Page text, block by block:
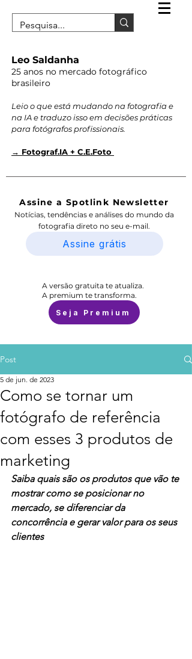
Leo Saldanha
25 anos no mercado fotográfico
brasileiro
Leio o que está mudando na fotografia e
na IA e traduzo isso em decisões práticas
para fotógrafos profissionais.
→ Fotograf.IA + C.E.Foto
Assine a Spotlink Newsletter
Notícias, tendências e análises do mundo da
fotografia direto no seu e-mail.
Assine grátis
A versão gratuita te atualiza.
A premium te transforma.
Seja Premium
Post
Como se tornar um
fotógrafo de referência
com esses 3 produtos de
marketing
5 de jun. de 2023
Saiba quais são os produtos que vão te
mostrar como se posicionar no
mercado, se diferenciar da
concorrência e gerar valor para os seus
clientes